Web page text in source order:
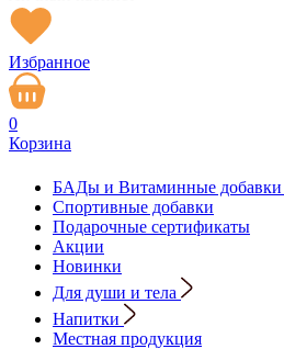
Избранное
0
Корзина
БАДы и Витаминные добавки
Спортивные добавки
Подарочные сертификаты
Акции
Новинки
Для души и тела
Напитки
Местная продукция